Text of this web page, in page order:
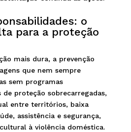
o
para a proteção
mais dura, a prevenção
que nem sempre
sem programas
de proteção sobrecarregadas,
entre territórios, baixa
assistência e segurança,
à violência doméstica.